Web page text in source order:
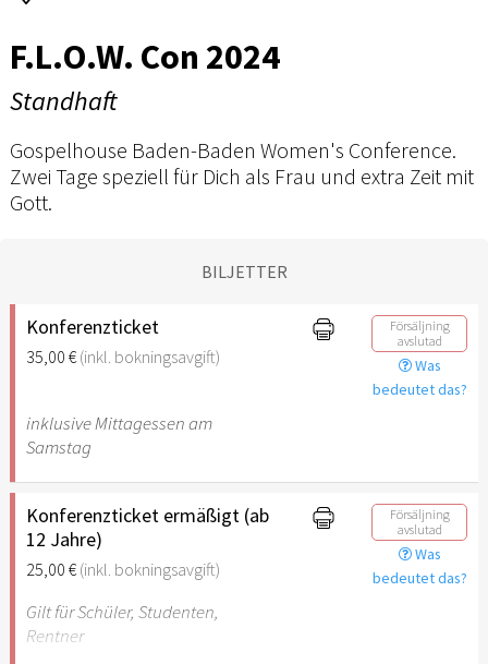
F.L.O.W. Con 2024
Standhaft
Gospelhouse Baden-Baden Women's Conference.
Zwei Tage speziell für Dich als Frau und extra Zeit mit
Gott.
BILJETTER
Konferenzticket
35,00 €(inkl. bokningsavgift)
Försäljning
avslutad
Was
bedeutet das?
inklusive Mittagessen am
Samstag
Konferenzticket ermäßigt (ab
12 Jahre)
25,00 €(inkl. bokningsavgift)
Försäljning
avslutad
Was
bedeutet das?
Gilt für Schüler, Studenten,
Rentner